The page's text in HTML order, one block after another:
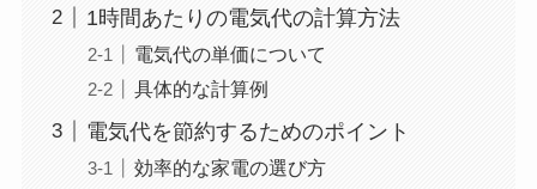
1時間あたりの電気代の計算方法
電気代の単価について
具体的な計算例
電気代を節約するためのポイント
効率的な家電の選び方